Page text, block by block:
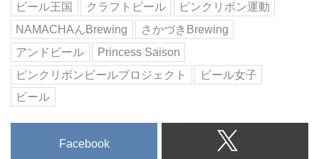
ビール王国 クラフトビール
ピンクリボン運動
NAMACHAんBrewing
さかづきBrewing
アンドビール
Princess Saison
ピンクリボンビールプロジェクト
ビール女子
ビール
Facebook